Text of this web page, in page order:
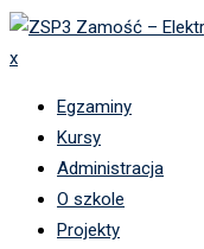
x
Egzaminy
Kursy
Administracja
O szkole
Projekty